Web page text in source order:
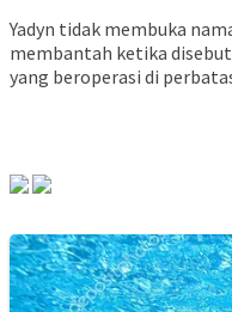
Yadyn tidak membuka
membantah ketika
yang beroperasi di